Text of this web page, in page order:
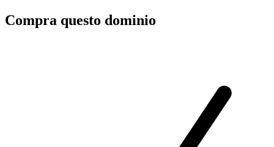
Compra questo dominio